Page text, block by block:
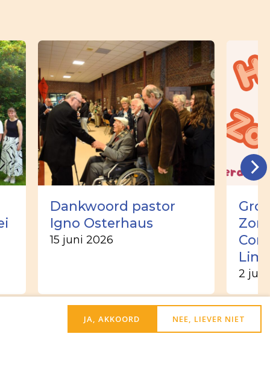
Dankwoord pastor
Igno Osterhaus
15 juni 2026
2
JA, AKKOORD NEE, LIEVER NIET